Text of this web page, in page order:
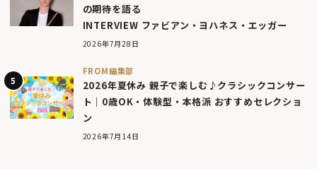
の期待を語る
INTERVIEW ファビアン・ヨハネス・エッガー
2026年7月28日
FROM編集部
2026年夏休み 親子で楽しむ♪クラシックコンサー
ト｜0歳OK・体験型・本格派 おすすめセレクショ
ン
2026年7月14日